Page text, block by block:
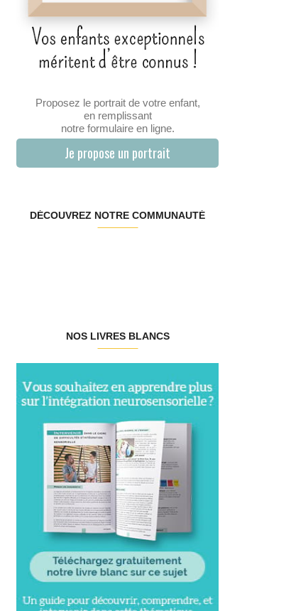
Proposez le portrait de votre enfant,
en remplissant
notre formulaire en ligne.
Je propose un portrait
DÉCOUVREZ NOTRE COMMUNAUTÉ
NOS LIVRES BLANCS